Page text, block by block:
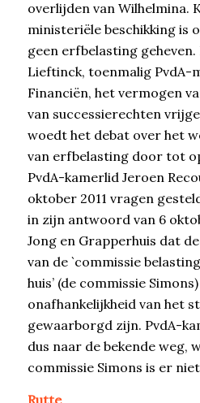
overlijden van Wilhelmina.
ministeriële beschikking is
geen erfbelasting geheven.
Lieftinck, toenmalig PvdA-
Financiën, het vermogen
van successierechten
woedt het debat over het
van erfbelasting door tot
PvdA-kamerlid Jeroen
oktober 2011 vragen
in zijn antwoord van 6
Jong en Grapperhuis dat
van de `commissie
huis’ (de commissie
onafhankelijkheid van het
gewaarborgd zijn. PvdA-
dus naar de bekende weg,
commissie Simons is er